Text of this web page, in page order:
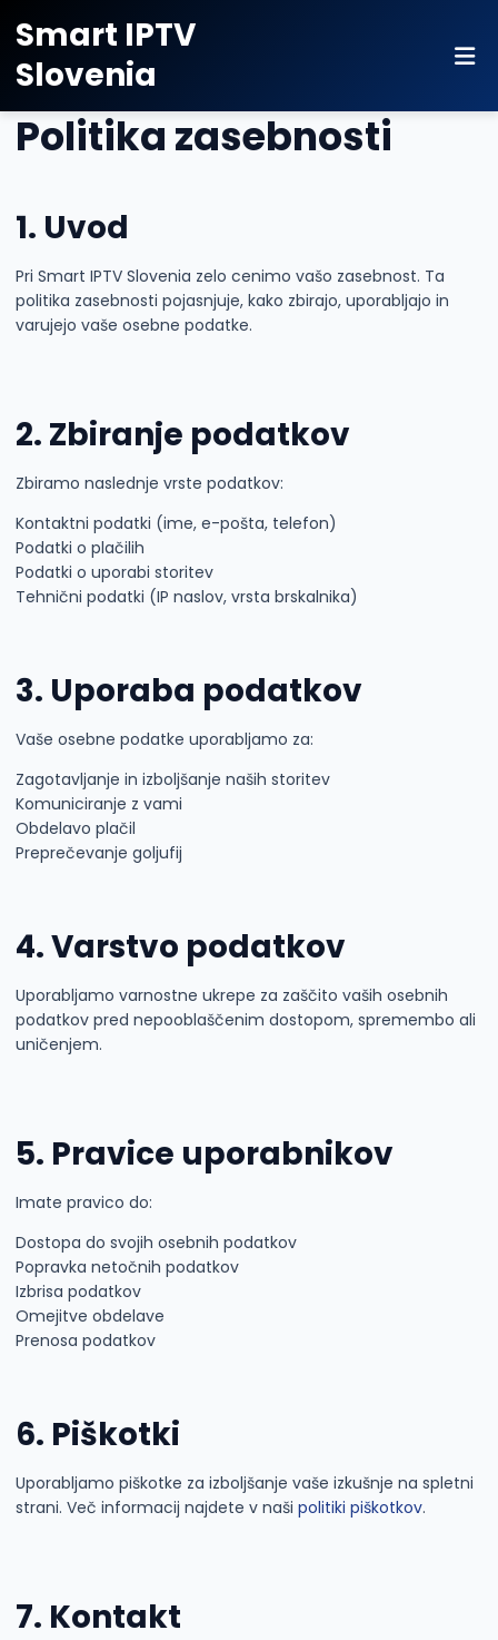
Smart IPTV
Slovenia
Politika zasebnosti
1. Uvod
Pri Smart IPTV Slovenia zelo cenimo vašo zasebnost. Ta
politika zasebnosti pojasnjuje, kako zbirajo, uporabljajo in
varujejo vaše osebne podatke.
2. Zbiranje podatkov
Zbiramo naslednje vrste podatkov:
Kontaktni podatki (ime, e-pošta, telefon)
Podatki o plačilih
Podatki o uporabi storitev
Tehnični podatki (IP naslov, vrsta brskalnika)
3. Uporaba podatkov
Vaše osebne podatke uporabljamo za:
Zagotavljanje in izboljšanje naših storitev
Komuniciranje z vami
Obdelavo plačil
Preprečevanje goljufij
4. Varstvo podatkov
Uporabljamo varnostne ukrepe za zaščito vaših osebnih
podatkov pred nepooblaščenim dostopom, spremembo ali
uničenjem.
5. Pravice uporabnikov
Imate pravico do:
Dostopa do svojih osebnih podatkov
Popravka netočnih podatkov
Izbrisa podatkov
Omejitve obdelave
Prenosa podatkov
6. Piškotki
Uporabljamo piškotke za izboljšanje vaše izkušnje na spletni
strani. Več informacij najdete v naši politiki piškotkov.
7. Kontakt